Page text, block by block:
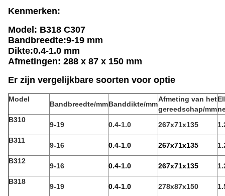
Kenmerken:
Model: B318 C307
Bandbreedte:9-19 mm
Dikte:0.4-1.0 mm
Afmetingen: 288 x 87 x 150 mm
Er zijn vergelijkbare soorten voor optie
Model
Bandbreedte/mmBanddikte/mm
Afmeting van het
gereedschap/mm
B310
9-19 0.4-1.0 267x71x135
B311
9-16 0.4-1.0 267x71x135
B312
9-16 0.4-1.0 267x71x135
B318
9-19 0.4-1.0 278x87x150